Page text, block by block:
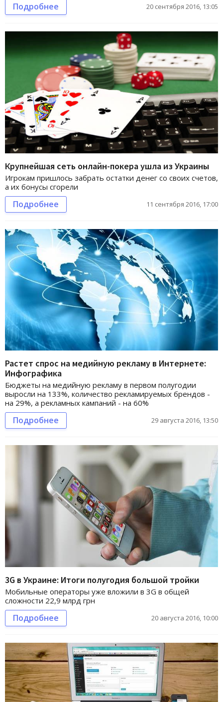
Подробнее 20 сентября 2016, 13:05
Крупнейшая сеть онлайн-покера ушла из Украины
Игрокам пришлось забрать остатки денег со своих счетов,
а их бонусы сгорели
Подробнее 11 сентября 2016, 17:00
Растет спрос на медийную рекламу в Интернете:
Инфографика
Бюджеты на медийную рекламу в первом полугодии
выросли на 133%, количество рекламируемых брендов -
на 29%, а рекламных кампаний - на 60%
Подробнее 29 августа 2016, 13:50
3G в Украине: Итоги полугодия большой тройки
Мобильные операторы уже вложили в 3G в общей
сложности 22,9 млрд грн
Подробнее 20 августа 2016, 10:00